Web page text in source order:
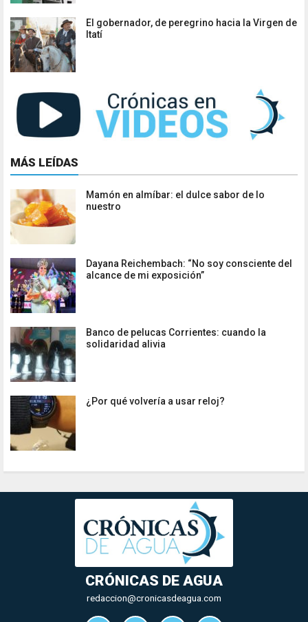
El gobernador, de peregrino hacia la Virgen de
Itatí
MÁS LEÍDAS
Mamón en almíbar: el dulce sabor de lo
nuestro
Dayana Reichembach: “No soy consciente del
alcance de mi exposición”
Banco de pelucas Corrientes: cuando la
solidaridad alivia
¿Por qué volvería a usar reloj?
CRÓNICAS DE AGUA
redaccion@cronicasdeagua.com